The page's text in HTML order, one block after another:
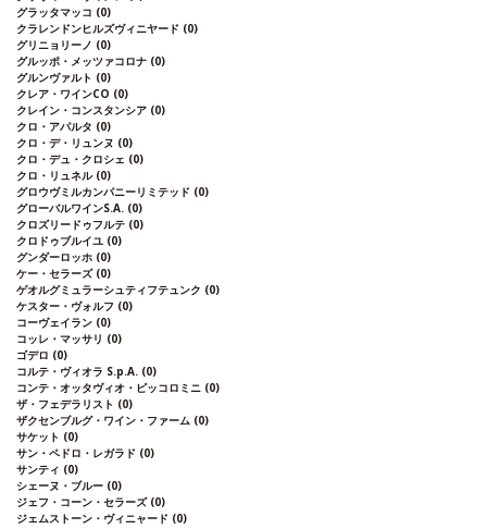
グラッタマッコ (0)
クラレンドンヒルズヴィニヤード (0)
グリニョリーノ (0)
グルッポ・メッツァコロナ (0)
グルンヴァルト (0)
クレア・ワインCO (0)
クレイン・コンスタンシア (0)
クロ・アパルタ (0)
クロ・デ・リュンヌ (0)
クロ・デュ・クロシェ (0)
クロ・リュネル (0)
グロウヴミルカンパニーリミテッド (0)
グローバルワインS.A. (0)
クロズリードゥフルテ (0)
クロドゥブルイユ (0)
グンダーロッホ (0)
ケー・セラーズ (0)
ゲオルグミュラーシュティフテュンク (0)
ケスター・ヴォルフ (0)
コーヴェイラン (0)
コッレ・マッサリ (0)
ゴデロ (0)
コルテ・ヴィオラ S.p.A. (0)
コンテ・オッタヴィオ・ピッコロミニ (0)
ザ・フェデラリスト (0)
ザクセンブルグ・ワイン・ファーム (0)
サケット (0)
サン・ペドロ・レガラド (0)
サンティ (0)
シェーヌ・ブルー (0)
ジェフ・コーン・セラーズ (0)
ジェムストーン・ヴィニャード (0)